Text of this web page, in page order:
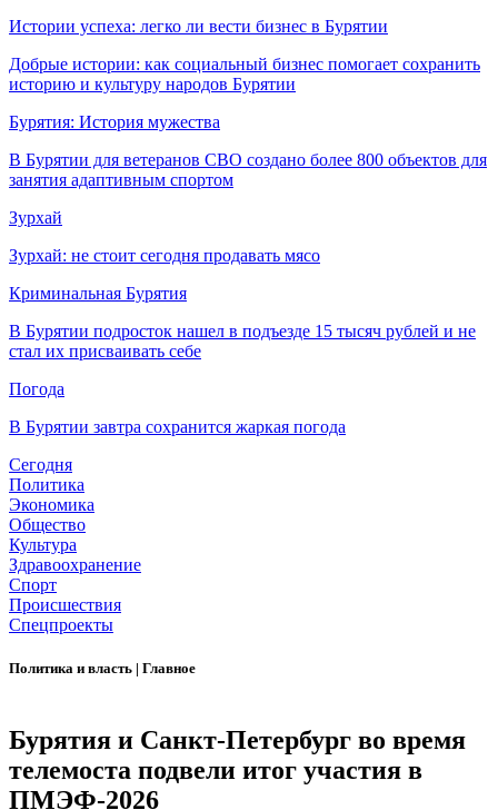
Истории успеха: легко ли вести бизнес в Бурятии
Добрые истории: как социальный бизнес помогает сохранить
историю и культуру народов Бурятии
Бурятия: История мужества
В Бурятии для ветеранов СВО создано более 800 объектов для
занятия адаптивным спортом
Зурхай
Зурхай: не стоит сегодня продавать мясо
Криминальная Бурятия
В Бурятии подросток нашел в подъезде 15 тысяч рублей и не
стал их присваивать себе
Погода
В Бурятии завтра сохранится жаркая погода
Сегодня
Политика
Экономика
Общество
Культура
Здравоохранение
Спорт
Происшествия
Спецпроекты
Политика и власть | Главное
Бурятия и Санкт-Петербург во время
телемоста подвели итог участия в
ПМЭФ-2026